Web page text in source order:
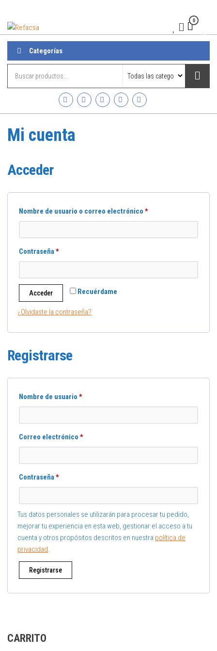
0
Menú
Categorías
Mi cuenta
Acceder
Nombre de usuario o correo electrónico *
Contraseña *
Recuérdame
Acceder
¿Olvidaste la contraseña?
Registrarse
Nombre de usuario *
Correo electrónico *
Contraseña *
Tus datos personales se utilizarán para procesar tu pedido,
mejorar tu experiencia en esta web, gestionar el acceso a tu
cuenta y otros propósitos descritos en nuestra política de
privacidad
Registrarse
CARRITO